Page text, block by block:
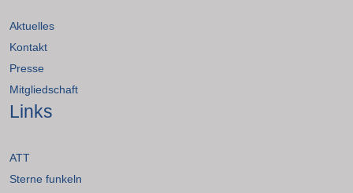
Aktuelles
Kontakt
Presse
Mitgliedschaft
Links
ATT
Sterne funkeln